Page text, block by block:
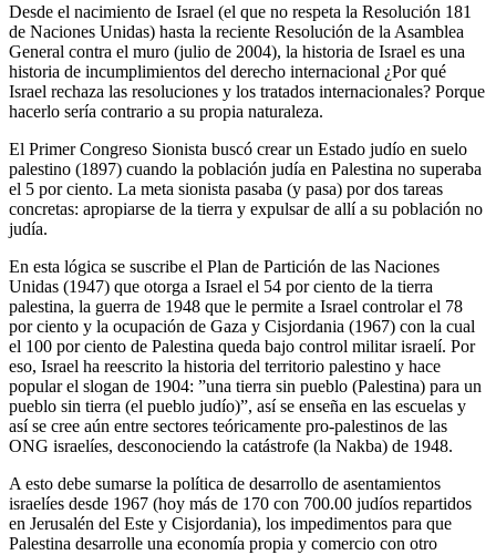
Desde el nacimiento de Israel (el que no respeta la Resolución 181
de Naciones Unidas) hasta la reciente Resolución de la Asamblea
General contra el muro (julio de 2004), la historia de Israel es una
historia de incumplimientos del derecho internacional ¿Por qué
Israel rechaza las resoluciones y los tratados internacionales? Porque
hacerlo sería contrario a su propia naturaleza.
El Primer Congreso Sionista buscó crear un Estado judío en suelo
palestino (1897) cuando la población judía en Palestina no superaba
el 5 por ciento. La meta sionista pasaba (y pasa) por dos tareas
concretas: apropiarse de la tierra y expulsar de allí a su población no
judía.
En esta lógica se suscribe el Plan de Partición de las Naciones
Unidas (1947) que otorga a Israel el 54 por ciento de la tierra
palestina, la guerra de 1948 que le permite a Israel controlar el 78
por ciento y la ocupación de Gaza y Cisjordania (1967) con la cual
el 100 por ciento de Palestina queda bajo control militar israelí. Por
eso, Israel ha reescrito la historia del territorio palestino y hace
popular el slogan de 1904: ”una tierra sin pueblo (Palestina) para un
pueblo sin tierra (el pueblo judío)”, así se enseña en las escuelas y
así se cree aún entre sectores teóricamente pro-palestinos de las
ONG israelíes, desconociendo la catástrofe (la Nakba) de 1948.
A esto debe sumarse la política de desarrollo de asentamientos
israelíes desde 1967 (hoy más de 170 con 700.00 judíos repartidos
en Jerusalén del Este y Cisjordania), los impedimentos para que
Palestina desarrolle una economía propia y comercio con otro